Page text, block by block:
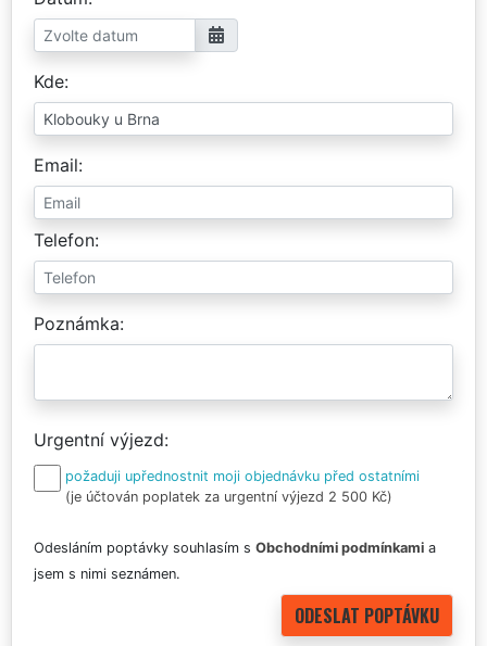
Kde
Email
Telefon
Poznámka
Urgentní výjezd
požaduji upřednostnit moji objednávku před ostatními
(je účtován poplatek za urgentní výjezd 2 500 Kč)
Odesláním poptávky souhlasím s Obchodními podmínkami a
jsem s nimi seznámen.